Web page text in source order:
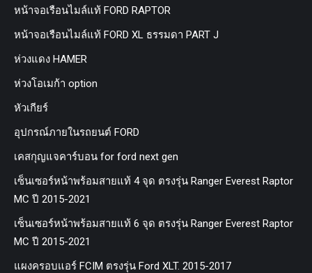
หน้าจอเรือนไมล์แท้ FORD RAPTOR
หน้าจอเรือนไมล์แท้ FORD XL ธรรมดา PART J
ห่วงแดง HAMER
ห่วงโอเมก้า option
หัวเกียร์
อุปกรณ์ภายในรถยนต์ FORD
เคสกุญแจคาร์บอน for ford next gen
เซ็นเซอร์หน้าพร้อมสายแท้ 4 จุด ตรงรุ่น Ranger Everest Raptor
MC ปี 2015-2021
เซ็นเซอร์หน้าพร้อมสายแท้ 6 จุด ตรงรุ่น Ranger Everest Raptor
MC ปี 2015-2021
แผงครอบแอร์ FCIM ตรงรุ่น Ford XLT. 2015-2017